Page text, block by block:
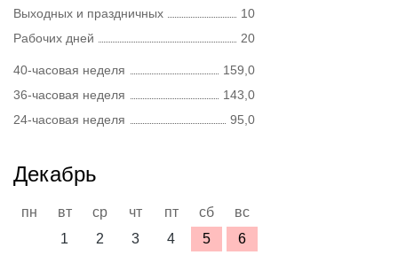
Выходных и праздничных
10
Рабочих дней
20
40-часовая неделя
159,0
36-часовая неделя
143,0
24-часовая неделя
95,0
Декабрь
пн вт ср чт пт сб
вс
1
2 3 4 5
6